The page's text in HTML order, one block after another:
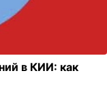
в КИИ: как